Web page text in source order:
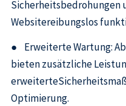
Sicherheitsbedrohungen
Websitereibungslos
● Erweiterte Wartung: Ab
bieten zusätzliche
Optimierung.